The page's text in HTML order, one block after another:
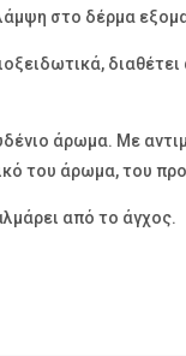
στο δέρμα
άρωμα. Με
του άρωμα, του
από το άγχος.